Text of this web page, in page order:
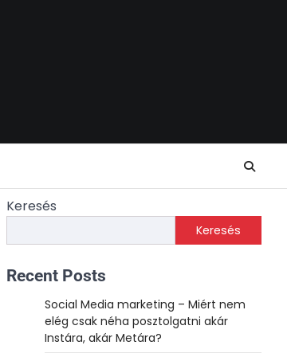
Keresés
Keresés
Recent Posts
Social Media marketing – Miért nem
elég csak néha posztolgatni akár
Instára, akár Metára?